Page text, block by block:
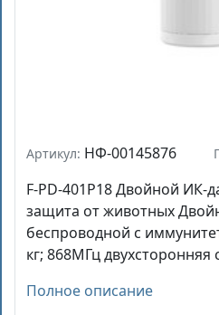
Артикул: НФ-00145876
F-PD-401P18 Двойной ИК-
защита от животных
беспроводной с
кг; 868МГц двухсторонняя
Полное описание